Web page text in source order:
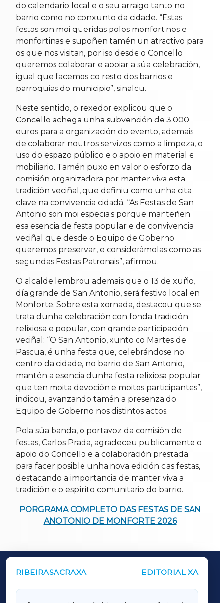
do calendario local e o seu arraigo tanto no
barrio como no conxunto da cidade. “Estas
festas son moi queridas polos monfortinos e
monfortinas e supoñen tamén un atractivo para
os que nos visitan, por iso desde o Concello
queremos colaborar e apoiar a súa celebración,
igual que facemos co resto dos barrios e
parroquias do municipio”, sinalou.
Neste sentido, o rexedor explicou que o
Concello achega unha subvención de 3.000
euros para a organización do evento, ademais
de colaborar noutros servizos como a limpeza, o
uso do espazo público e o apoio en material e
mobiliario. Tamén puxo en valor o esforzo da
comisión organizadora por manter viva esta
tradición veciñal, que definiu como unha cita
clave na convivencia cidadá. “As Festas de San
Antonio son moi especiais porque manteñen
esa esencia de festa popular e de convivencia
veciñal que desde o Equipo de Goberno
queremos preservar, e considerámolas como as
segundas Festas Patronais”, afirmou.
O alcalde lembrou ademais que o 13 de xuño,
día grande de San Antonio, será festivo local en
Monforte. Sobre esta xornada, destacou que se
trata dunha celebración con fonda tradición
relixiosa e popular, con grande participación
veciñal: “O San Antonio, xunto co Martes de
Pascua, é unha festa que, celebrándose no
centro da cidade, no barrio de San Antonio,
mantén a esencia dunha festa relixiosa popular
que ten moita devoción e moitos participantes”,
indicou, avanzando tamén a presenza do
Equipo de Goberno nos distintos actos.
Pola súa banda, o portavoz da comisión de
festas, Carlos Prada, agradeceu publicamente o
apoio do Concello e a colaboración prestada
para facer posible unha nova edición das festas,
destacando a importancia de manter viva a
tradición e o espírito comunitario do barrio.
PORGRAMA COMPLETO DAS FESTAS DE SAN
ANOTONIO DE MONFORTE 2026
RIBEIRASACRAXA EDITORIAL XA
OUTROS PERIÓDICOS